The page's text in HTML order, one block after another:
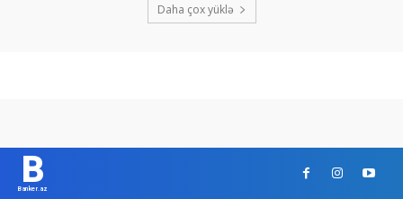
Daha çox yüklə
B
Banker.az